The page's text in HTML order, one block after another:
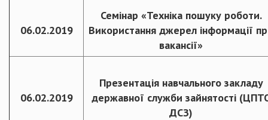
06.02.2019
Семінар «Техніка пошуку роботи.
Використання джерел інформації
вакансії»
06.02.2019
Презентація навчального закладу
державної служби зайнятості
ДСЗ)